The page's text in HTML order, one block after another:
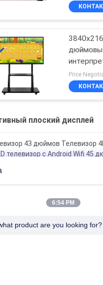
доски
монитор
Price
плоский дисплей
43 дюймов Телевизор
телевизор с Android Wifi 45
интерактивный плоский
электронная доска 55"
6:54 PM
product are you looking for?